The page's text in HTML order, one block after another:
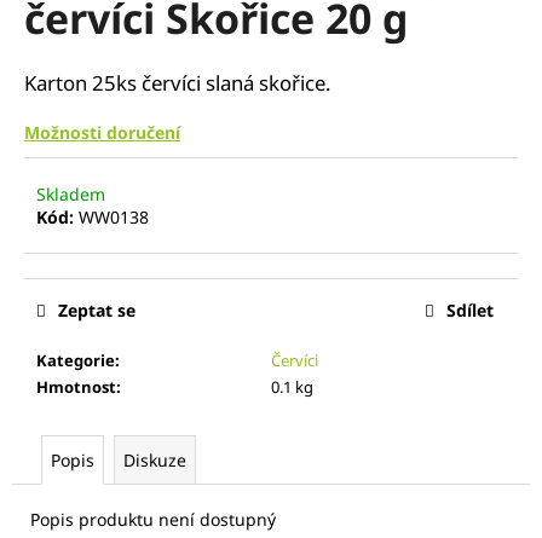
červíci Skořice 20 g
Karton 25ks červíci slaná skořice.
Možnosti doručení
Skladem
Kód: WW0138
Kategorie:
Červíci
Hmotnost: 0.1 kg
Zeptat se Sdílet
Popis Diskuze
Popis produktu není dostupný
a
í
t
?
HLEDAT
D
r
u